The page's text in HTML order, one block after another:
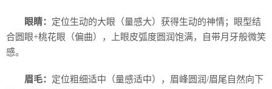
眼睛： 定位生动的大眼（量感大）获得生动的神情；眼型结
合圆眼+桃花眼（偏曲），上眼皮弧度圆润饱满，自带月牙般微笑
感。
眉毛： 定位粗细适中（量感适中），眉峰圆润/眉尾自然向下